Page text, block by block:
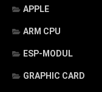
APPLE
ARM CPU
ESP-MODUL
GRAPHIC CARD